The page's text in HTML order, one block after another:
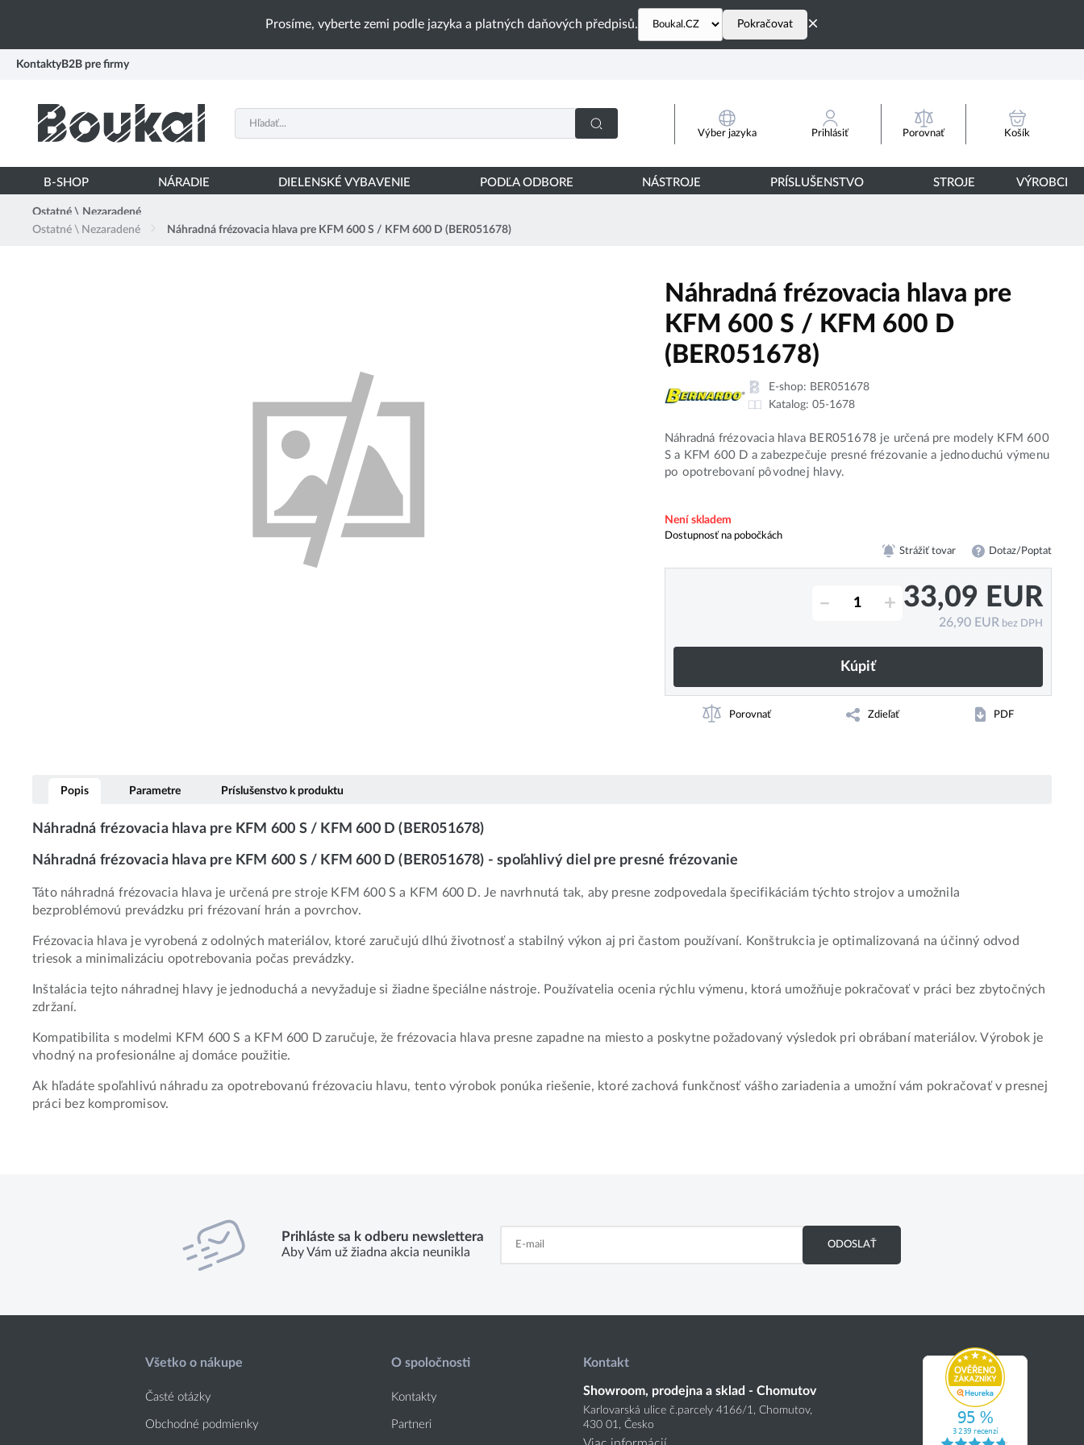
Prosíme, vyberte zemi podle jazyka a platných daňových předpisů. Pokračovat ×
Kontakty B2B pre firmy
Výber jazyka Prihlásiť Porovnať Košík
B-SHOP NÁRADIE DIELENSKÉ VYBAVENIE PODĽA ODBORE NÁSTROJE PRÍSLUŠENSTVO STROJE VÝROBCI
Ostatné \ Nezaradené
Ostatné \ Nezaradené
Náhradná frézovacia hlava pre KFM 600 S / KFM 600 D (BER051678)
Náhradná frézovacia hlava pre
KFM 600 S / KFM 600 D
(BER051678)
E-shop: BER051678
Katalog: 05-1678
Náhradná frézovacia hlava BER051678 je určená pre modely KFM 600
S a KFM 600 D a zabezpečuje presné frézovanie a jednoduchú výmenu
po opotrebovaní pôvodnej hlavy.
Není skladem
Dostupnosť na pobočkách
Strážiť tovar Dotaz/Poptat
– + 33,09 EUR
26,90 EUR bez DPH
Kúpiť
Porovnať Zdieľať PDF
Popis Parametre Príslušenstvo k produktu
Náhradná frézovacia hlava pre KFM 600 S / KFM 600 D (BER051678)
Náhradná frézovacia hlava pre KFM 600 S / KFM 600 D (BER051678) - spoľahlivý diel pre presné frézovanie
Táto náhradná frézovacia hlava je určená pre stroje KFM 600 S a KFM 600 D. Je navrhnutá tak, aby presne zodpovedala špecifikáciám týchto strojov a umožnila
bezproblémovú prevádzku pri frézovaní hrán a povrchov.
Frézovacia hlava je vyrobená z odolných materiálov, ktoré zaručujú dlhú životnosť a stabilný výkon aj pri častom používaní. Konštrukcia je optimalizovaná na účinný odvod
triesok a minimalizáciu opotrebovania počas prevádzky.
Inštalácia tejto náhradnej hlavy je jednoduchá a nevyžaduje si žiadne špeciálne nástroje. Používatelia ocenia rýchlu výmenu, ktorá umožňuje pokračovať v práci bez zbytočných
zdržaní.
Kompatibilita s modelmi KFM 600 S a KFM 600 D zaručuje, že frézovacia hlava presne zapadne na miesto a poskytne požadovaný výsledok pri obrábaní materiálov. Výrobok je
vhodný na profesionálne aj domáce použitie.
Ak hľadáte spoľahlivú náhradu za opotrebovanú frézovaciu hlavu, tento výrobok ponúka riešenie, ktoré zachová funkčnosť vášho zariadenia a umožní vám pokračovať v presnej
práci bez kompromisov.
Prihláste sa k odberu newslettera
Aby Vám už žiadna akcia neunikla
ODOSLAŤ
Všetko o nákupe
Časté otázky
Obchodné podmienky
O spoločnosti
Kontakty
Partneri
Kontakt
Showroom, prodejna a sklad - Chomutov
Karlovarská ulice č.parcely 4166/1, Chomutov,
430 01, Česko